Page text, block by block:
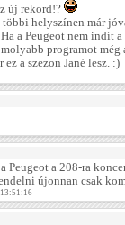
új rekord!?
helyszínen már
a Peugeot nem indít
programot még
a szezon Jané lesz. :)
Peugeot a 208-ra
újonnan csak